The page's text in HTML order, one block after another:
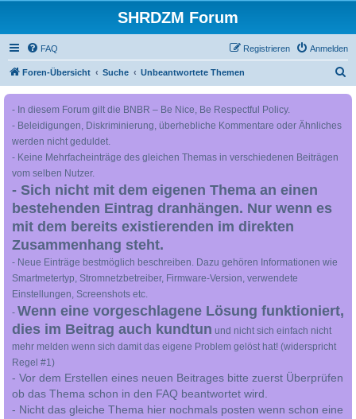
SHRDZM Forum
FAQ Anmelden
Registrieren
Foren-Übersicht Suche Unbeantwortete Themen
- In diesem Forum gilt die BNBR – Be Nice, Be Respectful Policy.
- Beleidigungen, Diskriminierung, überhebliche Kommentare oder Ähnliches
werden nicht geduldet.
- Keine Mehrfacheinträge des gleichen Themas in verschiedenen Beiträgen
vom selben Nutzer.
- Sich nicht mit dem eigenen Thema an einen
bestehenden Eintrag dranhängen. Nur wenn es
mit dem bereits existierenden im direkten
Zusammenhang steht.
- Neue Einträge bestmöglich beschreiben. Dazu gehören Informationen wie
Smartmetertyp, Stromnetzbetreiber, Firmware-Version, verwendete
Einstellungen, Screenshots etc.
- Wenn eine vorgeschlagene Lösung funktioniert,
dies im Beitrag auch kundtun und nicht sich einfach nicht
mehr melden wenn sich damit das eigene Problem gelöst hat! (widerspricht
Regel #1)
- Vor dem Erstellen eines neuen Beitrages bitte zuerst Überprüfen
ob das Thema schon in den FAQ beantwortet wird.
- Nicht das gleiche Thema hier nochmals posten wenn schon eine